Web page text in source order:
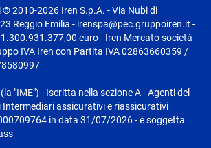
2010-2026 Iren S.p.A. - Via Nubi di
Reggio Emilia - irenspa@pec.gruppoiren.it -
euro - Iren Mercato società
IVA Iren con Partita IVA 02863660359 /
"IME") - Iscritta nella sezione A - Agenti del
Intermediari assicurativi e riassicurativi
in data 31/07/2026 - è soggetta